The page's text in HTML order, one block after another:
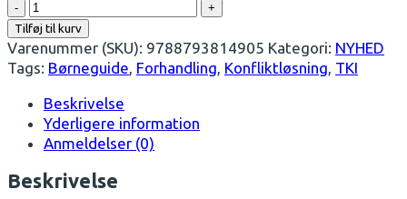
Kom
til
Halloween
antal
Tilføj til kurv
Varenummer (SKU): 9788793814905 Kategori: NYHED
Tags: Børneguide Forhandling Konfliktløsning TKI
Beskrivelse
Yderligere information
Anmeldelser (0)
Beskrivelse